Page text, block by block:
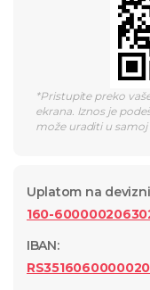
*Pristupite preko
ekrana. Iznos je
može uraditi u samoj
Uplatom na
160-
IBAN: